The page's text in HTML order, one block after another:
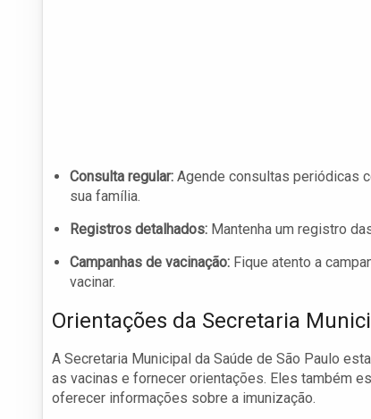
Consulta regular: Agende consultas periódicas
sua família.
Registros detalhados: Mantenha um registro
Campanhas de vacinação: Fique atento a
vacinar.
Orientações da Secretaria
A Secretaria Municipal da Saúde de São Paulo
as vacinas e fornecer orientações. Eles também
oferecer informações sobre a imunização.